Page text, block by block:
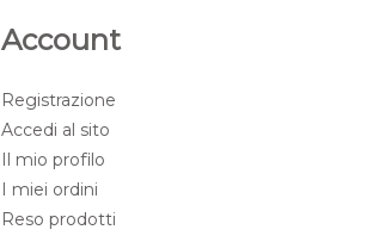
Account
Registrazione
Accedi al sito
Il mio profilo
I miei ordini
Reso prodotti